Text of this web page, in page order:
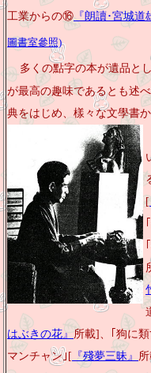
工業からの⑯『朗讀･宮城道
圖書室參照)
多くの點字の本が遺品と
が最高の趣味であるとも述
典をはじめ、樣々な文學書
[
はぶきの花』所載]、｢狗に
マンチャン｣[ 『殘夢三昧』